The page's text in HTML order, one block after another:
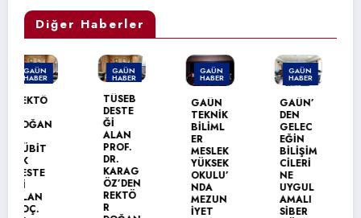
Diğer Haberler
GAÜN
HABER
TÜSEB
Ğİ
PROF.
KARAG
REKTÖ
R
GAÜN
HABER
GAÜN
TEKNİK
BİLİML
ER
MESLEK
YÜKSEK
OKULU’
NDA
MEZUN
İYET
GAÜN
HABER
GAÜN’
DEN
GELEC
BİLİŞİM
CİLERİ
NE
UYGUL
AMALI
SİBER
GAÜN
HABER
DEN
ÜRDÜN
ÜNİVER
SİTESİ
NE
ERASM
ZİYARE
Tİ